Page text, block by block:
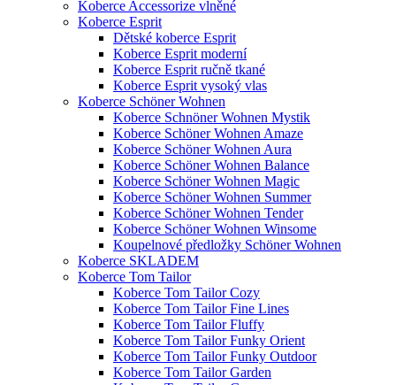
Koberce Accessorize vlněné
Koberce Esprit
Dětské koberce Esprit
Koberce Esprit moderní
Koberce Esprit ručně tkané
Koberce Esprit vysoký vlas
Koberce Schöner Wohnen
Koberce Schnöner Wohnen Mystik
Koberce Schöner Wohnen Amaze
Koberce Schöner Wohnen Aura
Koberce Schöner Wohnen Balance
Koberce Schöner Wohnen Magic
Koberce Schöner Wohnen Summer
Koberce Schöner Wohnen Tender
Koberce Schöner Wohnen Winsome
Koupelnové předložky Schöner Wohnen
Koberce SKLADEM
Koberce Tom Tailor
Koberce Tom Tailor Cozy
Koberce Tom Tailor Fine Lines
Koberce Tom Tailor Fluffy
Koberce Tom Tailor Funky Orient
Koberce Tom Tailor Funky Outdoor
Koberce Tom Tailor Garden